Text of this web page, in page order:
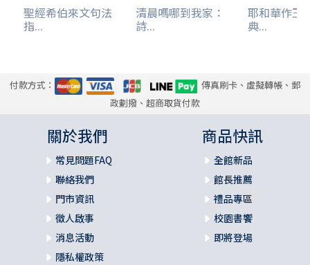
聖經希伯來文句法
指...
清晨嗎哪到我家：
詩...
耶和華作王
典...
付款方式：
傳真刷卡、虛擬轉帳、郵
政劃撥、超商取貨付款
關於我們
常見問題FAQ
聯絡我們
門市資訊
徵人啟事
消息活動
隱私權政策
商品快訊
全館新品
館長推薦
禮品專區
校園書饗
即將登場